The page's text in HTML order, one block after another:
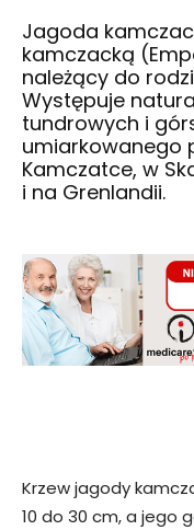
Jagoda
kamczacką
należący do
Występuje
tundrowych i
umiarkowanego
Kamczatce, w
i na Grenlandii.
Krzew jagody
10 do 30 cm, a jego